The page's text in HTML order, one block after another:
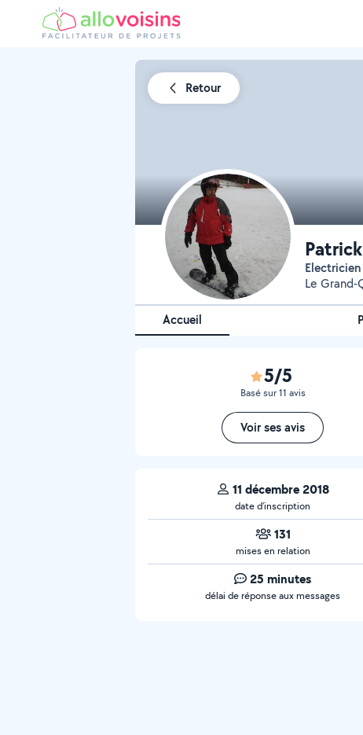
Retour
Electricien
Le Grand-
Accueil
5/5
Basé sur 11 avis
Voir ses avis
11 décembre 2018
date d’inscription
131
mises en relation
25 minutes
délai de réponse aux messages